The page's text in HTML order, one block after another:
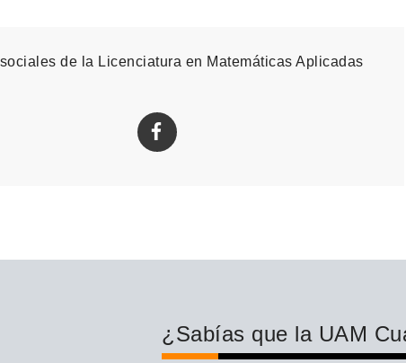
de la Licenciatura en Matemáticas Aplicadas
¿Sabías que la UAM